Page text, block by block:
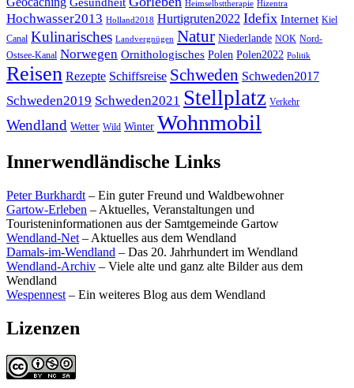
Heimselbsttherapie Hizentra
Hochwasser2013 Holland2018 Hurtigruten2022 Idefix Internet Kiel
Canal Kulinarisches Landvergnügen Natur Niederlande NOK Nord-
Ostsee-Kanal Norwegen Ornithologisches Polen Polen2022 Politik
Reisen Rezepte Schiffsreise Schweden Schweden2017
Schweden2019 Schweden2021 Stellplatz Verkehr
Wendland Wetter Wild Winter Wohnmobil
Innerwendländische Links
Peter Burkhardt – Ein guter Freund und Waldbewohner
Gartow-Erleben – Aktuelles, Veranstaltungen und
Touristeninformationen aus der Samtgemeinde Gartow
Wendland-Net – Aktuelles aus dem Wendland
Damals-im-Wendland – Das 20. Jahrhundert im Wendland
Wendland-Archiv – Viele alte und ganz alte Bilder aus dem
Wendland
Wespennest – Ein weiteres Blog aus dem Wendland
Lizenzen